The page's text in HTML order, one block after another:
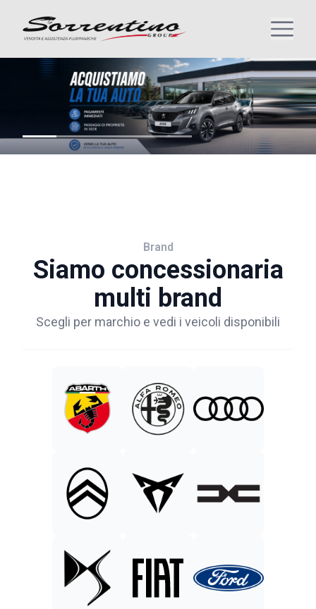
Brand
Siamo concessionaria
multi brand
Scegli per marchio e vedi i veicoli disponibili